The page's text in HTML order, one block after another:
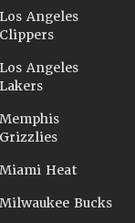
Los Angeles
Clippers
Los Angeles
Lakers
Memphis
Grizzlies
Miami Heat
Milwaukee Bucks